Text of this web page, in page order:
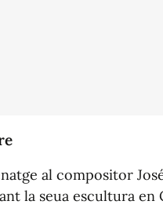
al compositor
la seua escultura en